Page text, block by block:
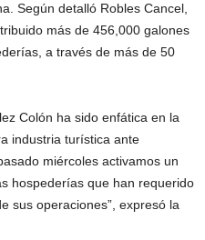
Según detalló Robles Cancel,
más de 456,000 galones
a través de más de 50
Colón ha sido enfática en la
industria turística ante
miércoles activamos un
hospederías que han requerido
sus operaciones”, expresó la